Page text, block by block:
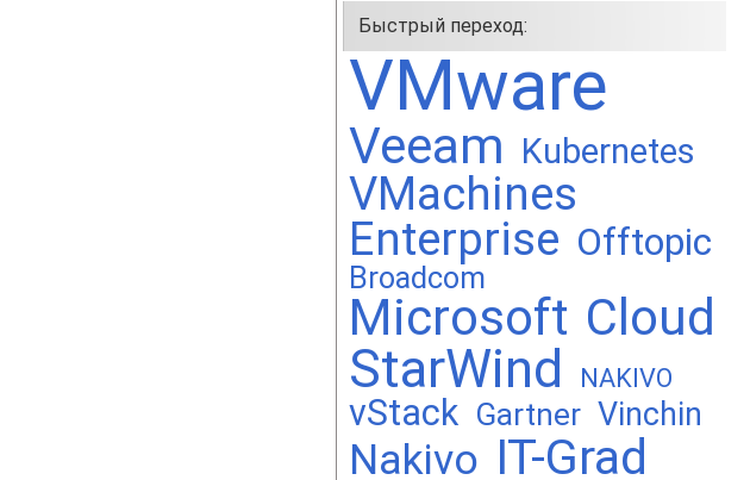
Быстрый переход:
VMware
Veeam Kubernetes
VMachines
Enterprise Offtopic
Broadcom
Microsoft Cloud
StarWind NAKIVO
vStack Gartner Vinchin
Nakivo IT-Grad